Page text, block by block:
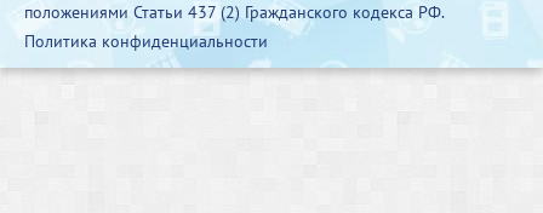
положениями Статьи 437 (2) Гражданского кодекса РФ.
Политика конфиденциальности